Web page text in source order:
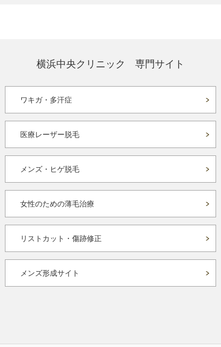
横浜中央クリニック 専門サイト
ワキガ・多汗症
医療レーザー脱毛
メンズ・ヒゲ脱毛
女性のための薄毛治療
リストカット・傷跡修正
メンズ形成サイト